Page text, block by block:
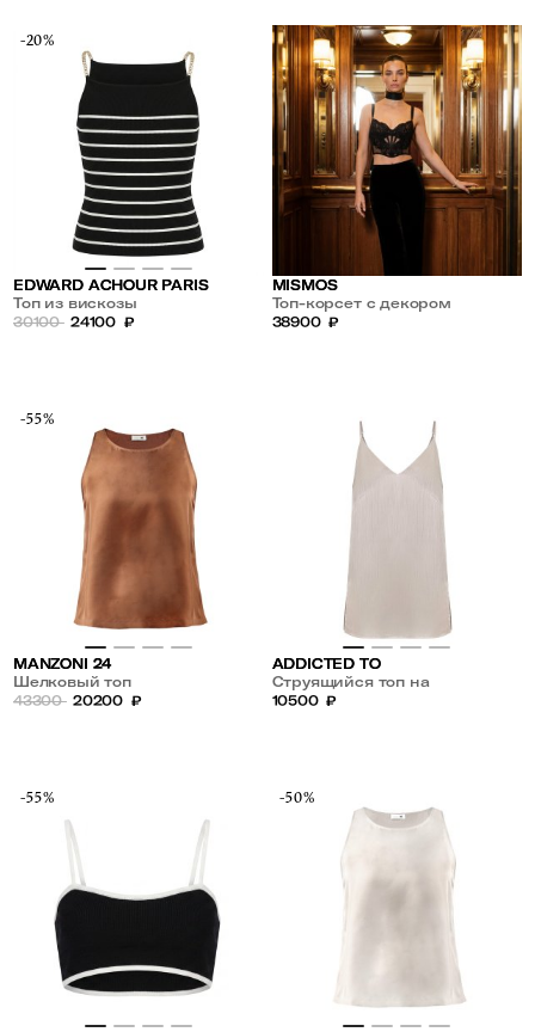
-20%
EDWARD ACHOUR PARIS
Топ из вискозы
30100 24100 ₽
MISMOS
Топ-корсет с декором
38900 ₽
-55%
MANZONI 24
Шелковый топ
43300 20200 ₽
ADDICTED TO
Струящийся топ на
бретельках
10500 ₽
-55% -50%